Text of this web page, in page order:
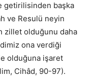
getirilisinden başka
ve Resulü neyin
zillet olduğunu daha
ona verdiği
olduğuna işaret
Cihâd, 90-97).